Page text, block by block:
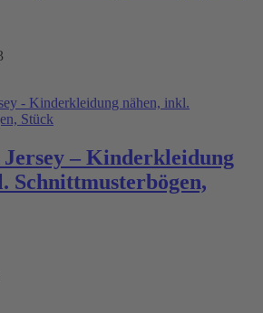
– Kinderkleidung
Schnittmusterbögen,